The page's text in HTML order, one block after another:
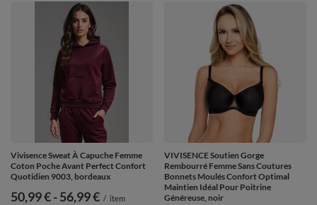
Vivisence Sweat À Capuche Femme
Coton Poche Avant Perfect Confort
Quotidien 9003, bordeaux
de
50,99 €-vers le bas
56,99 € / item
VIVISENCE Soutien Gorge
Rembourré Femme Sans Coutures
Bonnets Moulés Confort Optimal
Maintien Idéal Pour Poitrine
Généreuse, noir